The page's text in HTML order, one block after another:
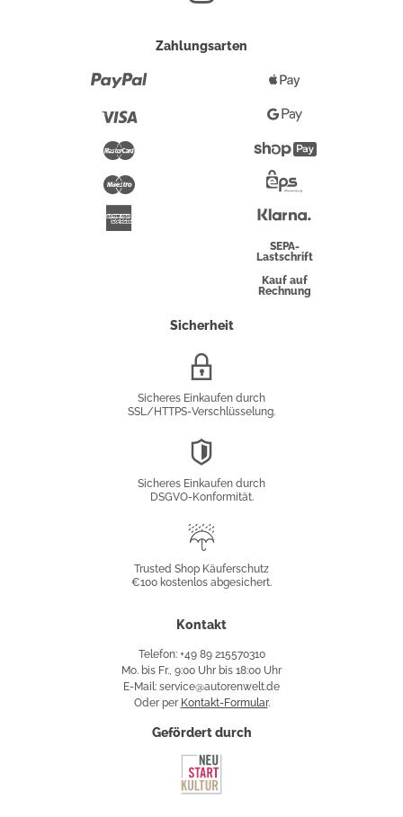
Zahlungsarten
Maestro
Pay
Google
Pay
Überweisung
SEPA-
Lastschrift
Kauf auf
Rechnung
Sicherheit
Sicheres Einkaufen durch
SSL/HTTPS-Verschlüsselung.
Sicheres Einkaufen durch
DSGVO-Konformität.
Käuferschutz
Trusted Shop Käuferschutz
€100 kostenlos abgesichert.
Kontakt
Telefon: +49 89 215570310
Mo. bis Fr., 9:00 Uhr bis 18:00 Uhr
E-Mail: service@autorenwelt.de
Oder per Kontakt-Formular.
Gefördert durch